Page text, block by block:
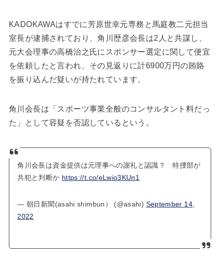
KADOKAWAはすでに芳原世幸元専務と馬庭教二元担当
室長が逮捕されており、角川歴彦会長は2人と共謀し、
元大会理事の高橋治之氏にスポンサー選定に関して便宜
を依頼したと言われ、その見返りに計6900万円の賄賂
を振り込んだ疑いが持たれています。
角川会長は「スポーツ事業全般のコンサルタント料だっ
た」として容疑を否認しているという。
角川会長は資金提供は元理事への謝礼と認識？ 特捜部が
共犯と判断か https://t.co/eLwio3KUn1
— 朝日新聞(asahi shimbun） (@asahi) September 14,
2022